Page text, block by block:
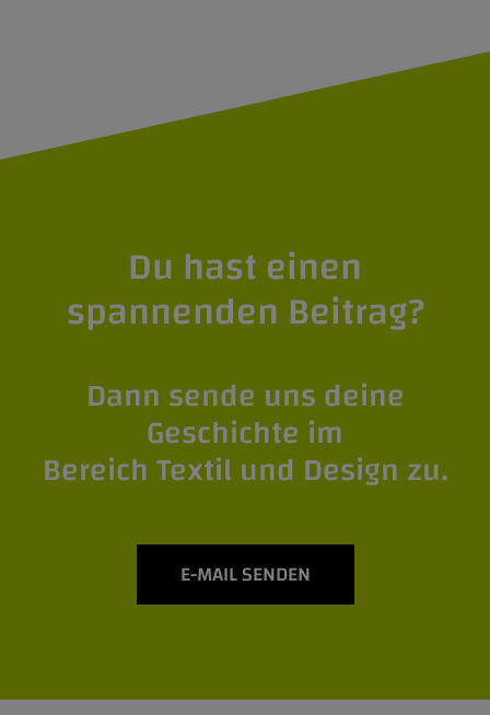
Du hast einen
spannenden Beitrag?
Dann sende uns deine
Geschichte im
Bereich Textil und Design zu.
E-MAIL SENDEN